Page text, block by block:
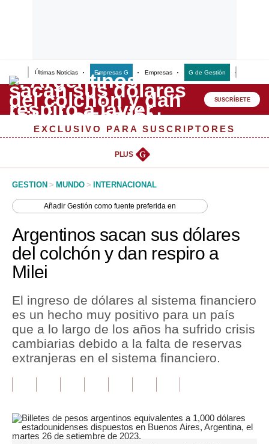
Últimas Noticias Empresas G Empresas G de Gestión
Lo último
Peru Quiosco
Management & Empleo
Perú
Política
Finanzas Personales
Inmobiliarias
Plus G
Pregunta de hoy
SUSCRÍBETE
EXCLUSIVO PARA SUSCRIPTORES
PLUS G
GESTION > MUNDO > INTERNACIONAL
AñadirGestión como fuente preferida en
Argentinos sacan sus dólares
del colchón y dan respiro a
Milei
El ingreso de dólares al sistema financiero
es un hecho muy positivo para un país
que a lo largo de los años ha sufrido crisis
cambiarias debido a la falta de reservas
extranjeras en el sistema financiero.